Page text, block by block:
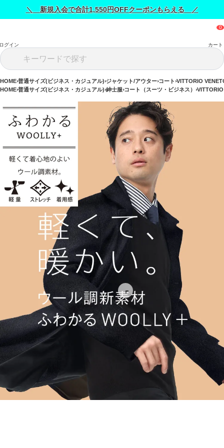
＼ 新規入会で合計1,550円OFFクーポンもらえる ／
グイン カート
HOME 普通サイズ(ビジネス・カジュアル) ジャケット/アウター コート VITTORIO
HOME 普通サイズ(ビジネス・カジュアル) 紳士服 コート（スーツ・ビジネス）